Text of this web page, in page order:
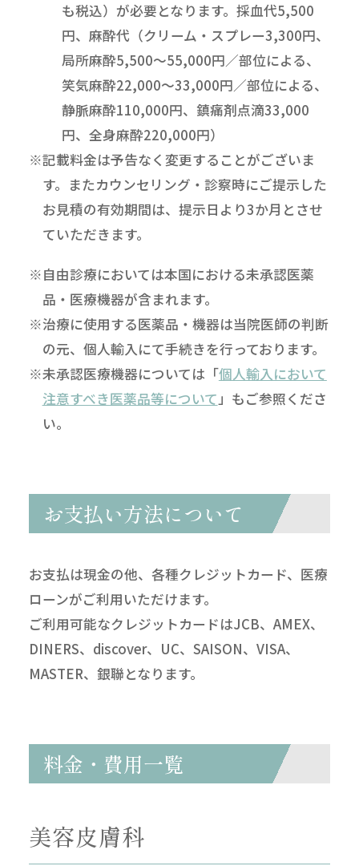
も税込）が必要となります。採血代5,500
円、麻酔代（クリーム・スプレー3,300円、
局所麻酔5,500～55,000円／部位による、
笑気麻酔22,000～33,000円／部位による、
静脈麻酔110,000円、鎮痛剤点滴33,000
円、全身麻酔220,000円）
※記載料金は予告なく変更することがございま
す。またカウンセリング・診察時にご提示した
お見積の有効期間は、提示日より3か月とさせ
ていただきます。
※自由診療においては本国における未承認医薬
品・医療機器が含まれます。
※治療に使用する医薬品・機器は当院医師の判断
の元、個人輸入にて手続きを行っております。
※未承認医療機器については「個人輸入において
注意すべき医薬品等について」もご参照くださ
い。
お支払い方法について
お支払は現金の他、各種クレジットカード、医療
ローンがご利用いただけます。
ご利用可能なクレジットカードはJCB、AMEX、
DINERS、discover、UC、SAISON、VISA、
MASTER、銀聯となります。
料金・費用一覧
美容皮膚科